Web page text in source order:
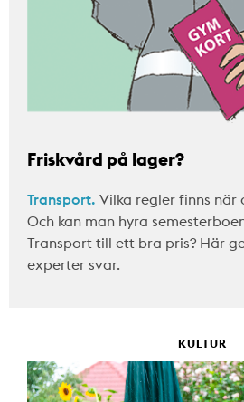
Friskvård på lager?
Transport. Vilka regler finns
Och kan man hyra
Transport till ett bra pris? Här
experter svar.
KULTUR